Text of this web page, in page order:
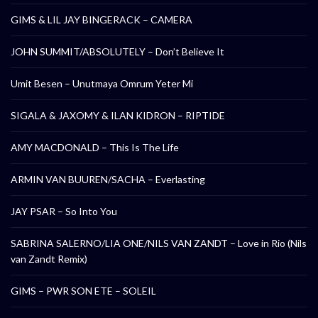
GIMS & LIL JAY BINGERACK – CAMERA
JOHN SUMMIT/ABSOLUTELY – Don’t Believe It
Umit Besen – Unutmaya Omrum Yeter Mi
SIGALA & JAXOMY & ILAN KIDRON – RIPTIDE
AMY MACDONALD – This Is The Life
ARMIN VAN BUUREN/SACHA – Everlasting
JAY PSAR – So Into You
SABRINA SALERNO/LIA ONE/NILS VAN ZANDT – Love in Rio (Nils
van Zandt Remix)
GIMS – PWR SON ETE – SOLEIL